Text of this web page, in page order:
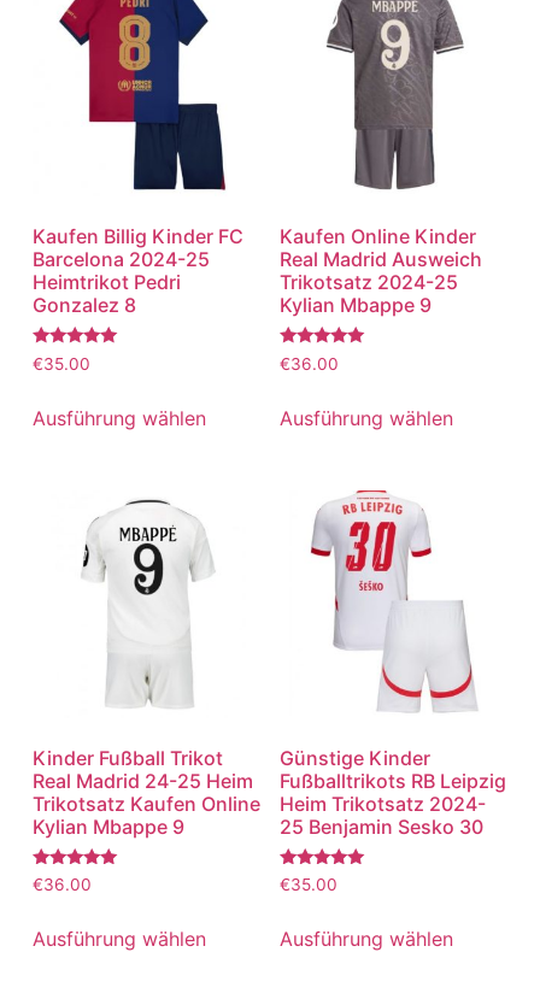
Kaufen Billig Kinder FC
Barcelona 2024-25
Heimtrikot Pedri
Gonzalez 8
Bewertet
mit
von 5
€35.00
Ausführung wählen
Kaufen Online Kinder
Real Madrid Ausweich
Trikotsatz 2024-25
Kylian Mbappe 9
Bewertet
mit
von 5
€36.00
Ausführung wählen
Kinder Fußball Trikot
Real Madrid 24-25 Heim
Trikotsatz Kaufen Online
Kylian Mbappe 9
Bewertet
mit
von 5
€36.00
Ausführung wählen
Günstige Kinder
Fußballtrikots RB Leipzig
Heim Trikotsatz 2024-
25 Benjamin Sesko 30
Bewertet
mit
von 5
€35.00
Ausführung wählen